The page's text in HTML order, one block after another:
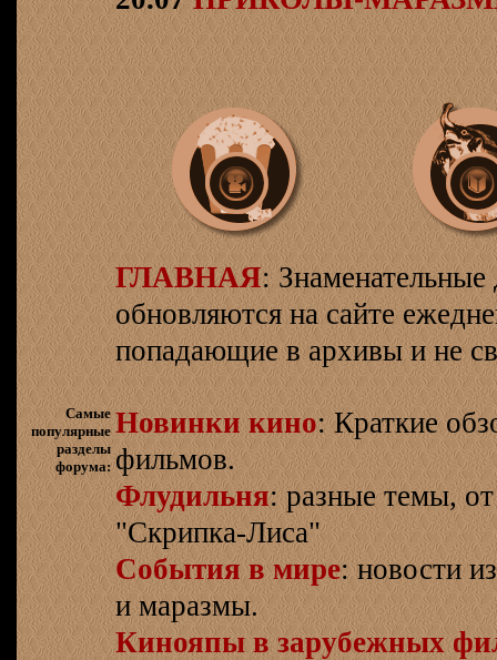
ГЛАВНАЯ:
обновляются на сайте
попадающие в архивы и не
Самые
популярные
разделы
форума:
Новинки кино: Краткие
фильмов.
Флудильня: разные темы,
"Скрипка-Лиса"
События в мире: новости
и маразмы.
Кинояпы в зарубежных